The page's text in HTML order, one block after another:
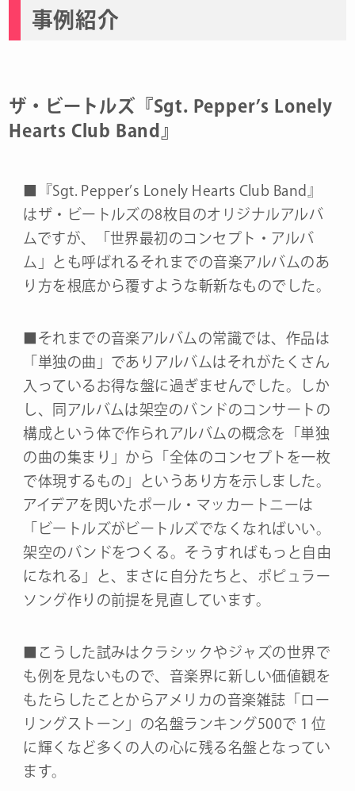
事例紹介
ザ・ビートルズ『Sgt. Pepper’s Lonely
Hearts Club Band』
■『Sgt. Pepper’s Lonely Hearts Club Band』
はザ・ビートルズの8枚目のオリジナルアルバ
ムですが、「世界最初のコンセプト・アルバ
ム」とも呼ばれるそれまでの音楽アルバムのあ
り方を根底から覆すような斬新なものでした。
■それまでの音楽アルバムの常識では、作品は
「単独の曲」でありアルバムはそれがたくさん
入っているお得な盤に過ぎませんでした。しか
し、同アルバムは架空のバンドのコンサートの
構成という体で作られアルバムの概念を「単独
の曲の集まり」から「全体のコンセプトを一枚
で体現するもの」というあり方を示しました。
アイデアを閃いたポール・マッカートニーは
「ビートルズがビートルズでなくなればいい。
架空のバンドをつくる。そうすればもっと自由
になれる」と、まさに自分たちと、ポピュラー
ソング作りの前提を見直しています。
■こうした試みはクラシックやジャズの世界で
も例を見ないもので、音楽界に新しい価値観を
もたらしたことからアメリカの音楽雑誌「ロー
リングストーン」の名盤ランキング500で１位
に輝くなど多くの人の心に残る名盤となってい
ます。